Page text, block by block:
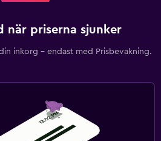
när priserna sjunker
inkorg – endast med Prisbevakning.